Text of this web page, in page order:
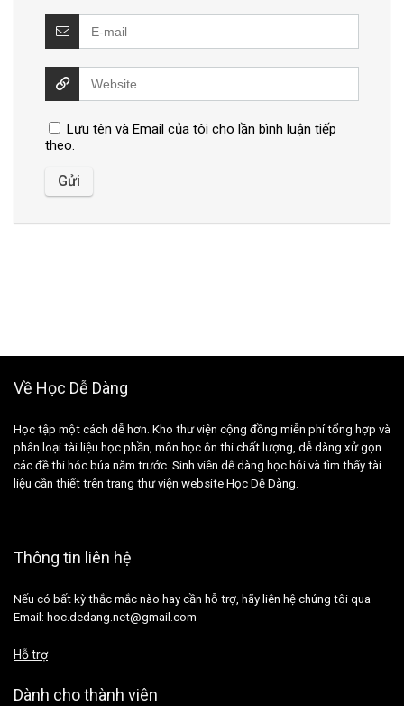
Lưu tên và Email của tôi cho lần bình luận tiếp
theo.
Về Học Dễ Dàng
Học tập một cách dễ hơn. Kho thư viện cộng đồng miễn phí tổng hợp và
phân loại tài liệu học phần, môn học ôn thi chất lượng, dễ dàng xử gọn
các đề thi hóc búa năm trước. Sinh viên dễ dàng học hỏi và tìm thấy tài
liệu cần thiết trên trang thư viện website Học Dễ Dàng.
Thông tin liên hệ
Nếu có bất kỳ thắc mắc nào hay cần hỗ trợ, hãy liên hệ chúng tôi qua
Email: hoc.dedang.net@gmail.com
Hỗ trợ
Dành cho thành viên